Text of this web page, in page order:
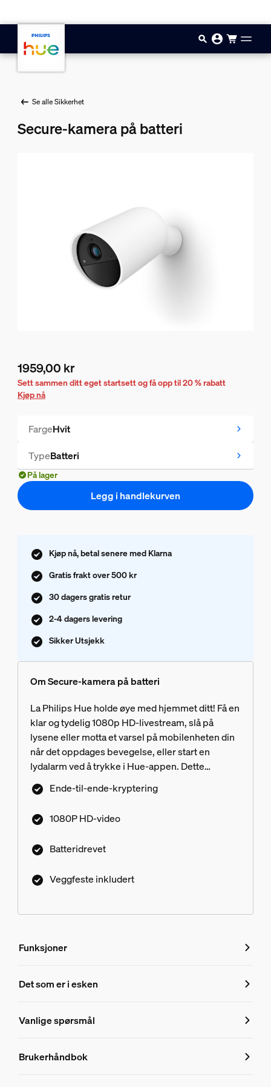
Se alle Sikkerhet
Secure-kamera på batteri
Nåværende pris er 1959,00 kr
1959,00 kr
Sett sammen ditt eget startsett og få opp til 20 % rabatt
Kjøp nå
FargeHvit
TypeBatteri
På lager
Legg i handlekurven
Kjøp nå, betal senere med Klarna
Gratis frakt over 500 kr
30 dagers gratis retur
2-4 dagers levering
Sikker Utsjekk
Om Secure-kamera på batteri
La Philips Hue holde øye med hjemmet ditt! Få en
klar og tydelig 1080p HD-livestream, slå på
lysene eller motta et varsel på mobilenheten din
når det oppdages bevegelse, eller start en
lydalarm ved å trykke i Hue-appen. Dette
trådløse sikkerhetskameraet er enkelt å montere
og installere i alle hjem.
Ende-til-ende-kryptering
1080P HD-video
Batteridrevet
Veggfeste inkludert
Funksjoner
Funksjoner
8719514492936
Design og utseende
Det som er i esken
Vanlige spørsmål
Vanlige spørsmål
Brukerhåndbok